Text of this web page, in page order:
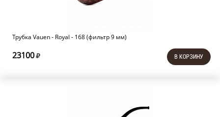
Трубка Vauen - Royal - 168 (фильтр 9 мм)
23100 В КОРЗИНУ